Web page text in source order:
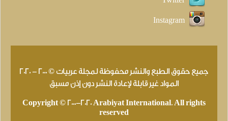
Instagram
جميع حقوق الطبع والنشر محفوظة لمجلة عربيات © 2000 - 2020
المواد غير قابلة لإعادة النشر دون إذن مسبق
Copyright © 2000-2020 Arabiyat International. All rights
reserved